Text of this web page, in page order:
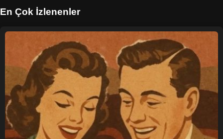
En Çok İzlenenler